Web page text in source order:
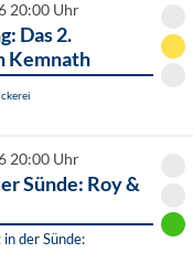
20:00 Uhr
Das 2.
Kemnath
20:00 Uhr
Sünde: Roy &
der Sünde: